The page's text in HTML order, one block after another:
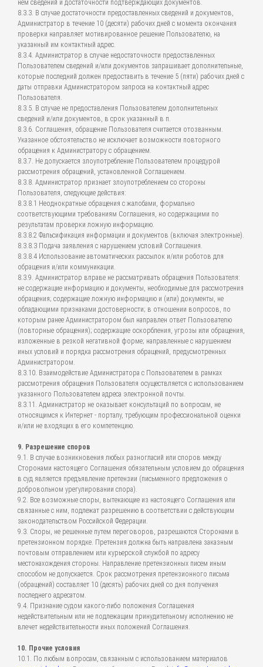
нем сведений и достаточности подтверждающих документов.
8.3.3. В случае достаточности предоставленных сведений и документов,
Администратор в течение 10 (десяти) рабочих дней с момента окончания
проверки направляет мотивированное решение Пользователю, на
указанный им контактный адрес.
8.3.4. Администратор в случае недостаточности предоставленных
Пользователем сведений и/или документов запрашивает дополнительные,
которые последний должен предоставить в течение 5 (пяти) рабочих дней с
даты отправки Администратором запроса на контактный адрес
Пользователя.
8.3.5. В случае не предоставления Пользователем дополнительных
сведений и/или документов, в срок указанный в п.
8.3.6. Соглашения, обращение Пользователя считается отозванным.
Указанное обстоятельство не исключает возможности повторного
обращения к Администратору с обращением.
8.3.7. Не допускается злоупотребление Пользователем процедурой
рассмотрения обращений, установленной Соглашением.
8.3.8. Администратор признает злоупотреблением со стороны
Пользователя, следующие действия:
8.3.8.1 Неоднократные обращения с жалобами, формально
соответствующими требованиям Соглашения, но содержащими по
результатам проверки ложную информацию.
8.3.8.2 Фальсификация информации и документов (включая электронные).
8.3.8.3 Подача заявления с нарушением условий Соглашения.
8.3.8.4 Использование автоматических рассылок и/или роботов для
обращения и/или коммуникации.
8.3.9. Администратор вправе не рассматривать обращения Пользователя:
не содержащие информацию и документы, необходимые для рассмотрения
обращения; содержащие ложную информацию и (или) документы, не
обладающими признаками достоверности; в отношении вопросов, по
которым ранее Администратором был направлен ответ Пользователю
(повторные обращения); содержащие оскорбления, угрозы или обращения,
изложенные в резкой негативной форме; направленные с нарушением
иных условий и порядка рассмотрения обращений, предусмотренных
Администратором.
8.3.10. Взаимодействие Администратора с Пользователем в рамках
рассмотрения обращения Пользователя осуществляется с использованием
указанного Пользователем адреса электронной почты.
8.3.11. Администратор не оказывает консультаций по вопросам, не
относящимся к Интернет - порталу, требующим профессиональной оценки
и/или не входящих в его компетенцию.
9. Разрешение споров
9.1. В случае возникновения любых разногласий или споров между
Сторонами настоящего Соглашения обязательным условием до обращения
в суд является предъявление претензии (письменного предложения о
добровольном урегулировании спора).
9.2. Все возможные споры, вытекающие из настоящего Соглашения или
связанные с ним, подлежат разрешению в соответствии с действующим
законодательством Российской Федерации.
9.3. Споры, не решенные путем переговоров, разрешаются Сторонами в
претензионном порядке. Претензия должна быть направлена заказным
почтовым отправлением или курьерской службой по адресу
местонахождения стороны. Направление претензионных писем иным
способом не допускается. Срок рассмотрения претензионного письма
(обращений) составляет 10 (десять) рабочих дней со дня получения
последнего адресатом.
9.4. Признание судом какого-либо положения Соглашения
недействительным или не подлежащим принудительному исполнению не
влечет недействительности иных положений Соглашения.
10. Прочие условия
10.1. По любым вопросам, связанным с использованием материалов